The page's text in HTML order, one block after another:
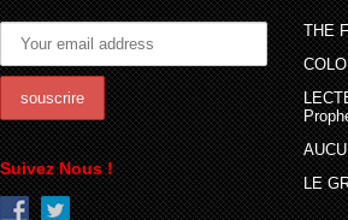
Suivez Nous !
THE
LE